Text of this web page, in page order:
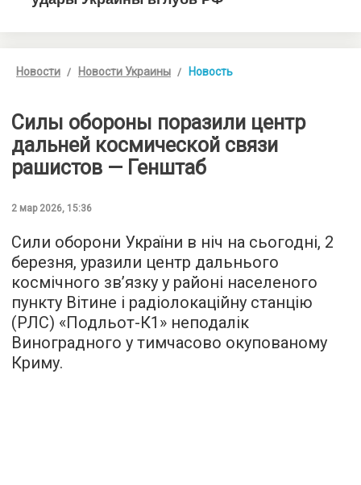
Новости Новости Украины Новость
Силы обороны поразили центр
дальней космической связи
рашистов — Генштаб
2 мар 2026, 15:36
Сили оборони України в ніч на сьогодні, 2
березня, уразили центр дальнього
космічного зв’язку у районі населеного
пункту Вітине і радіолокаційну станцію
(РЛС) «Подльот-К1» неподалік
Виноградного у тимчасово окупованому
Криму.